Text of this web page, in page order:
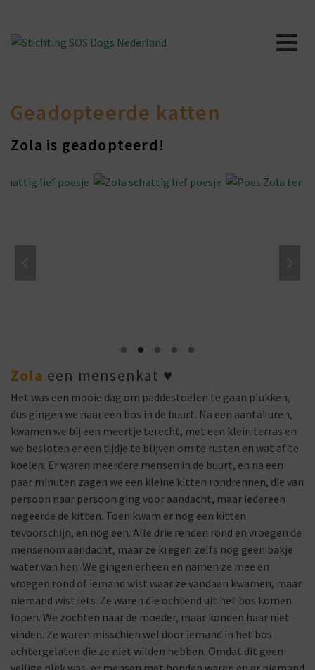
Geadopteerde katten
Zola is geadopteerd!
Zola een mensenkat ♥
Het was een mooie dag om paddestoelen te gaan plukken,
dus gingen we naar een bos in de buurt. Na een aantal uren,
kwamen we bij een meertje terecht, met een klein terras en
we besloten er een tijdje te blijven om te rusten en wat af te
koelen. Er waren meerdere mensen in de buurt, en na een
paar minuten zagen we een kleine kitten rondrennen, die van
persoon naar persoon ging voor aandacht, maar iedereen
negeerde de kitten. Toen kwam er nog een kitten
tevoorschijn, en nog een. Alle drie renden rond en vroegen de
mensenom aandacht, maar ze kregen zelfs nog geen bakje
water van hen. We gingen erheen en namen ze mee en
vroegen rond of iemand wist waar ze vandaan kwamen, maar
niemand wist iets. Ze waren die ochtend uit het bos komen
lopen. We zochten naar de moeder, maar konden haar niet
vinden. Ze waren misschien wel door iemand in het bos
achtergelaten die ze niet wilden hebben. Omdat dit geen